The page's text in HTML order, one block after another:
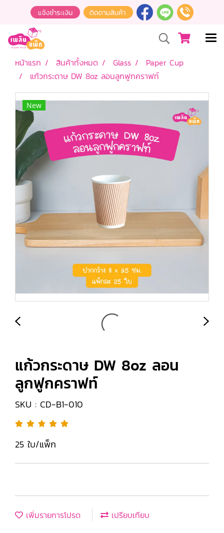
หน้าแรก สินค้าทั้งหมด Glass
Paper Cup
แก้วกระดาษ DW 8oz ลอนลูกฟูกคราฟท์
New
แก้วกระดาษ DW 8oz ลอน
ลูกฟูกคราฟท์
SKU : CD-B1-010
25 ใบ/แพ็ก
เพิ่มรายการโปรด เปรียบเทียบ